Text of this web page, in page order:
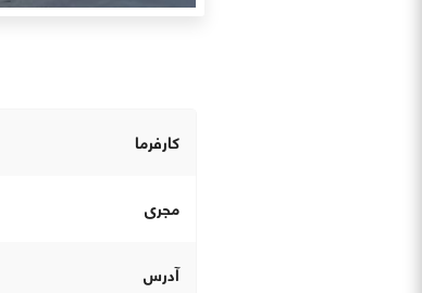
کارفرما
مجری
آدرس